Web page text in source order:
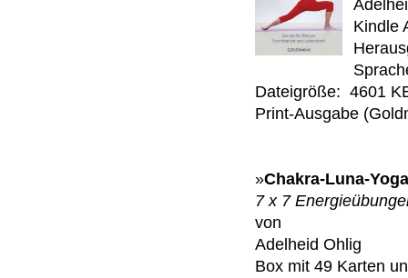
Kindle
Dateigröße: ‎ 4601
Print-Ausgabe
»Chakra-Luna-Yoga
7 x 7
von
Adelheid Ohlig
Box mit 49 Karten